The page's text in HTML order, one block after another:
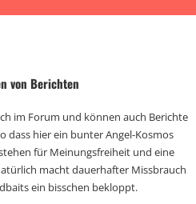
von Berichten
im Forum und können auch Berichte
dass hier ein bunter Angel-Kosmos
für Meinungsfreiheit und eine
macht dauerhafter Missbrauch
ein bisschen bekloppt.